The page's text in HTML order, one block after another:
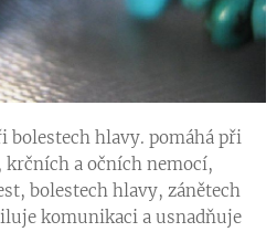
bolestech hlavy. pomáhá při
a očních nemocí,
bolestech hlavy, zánětech
komunikaci a usnadňuje